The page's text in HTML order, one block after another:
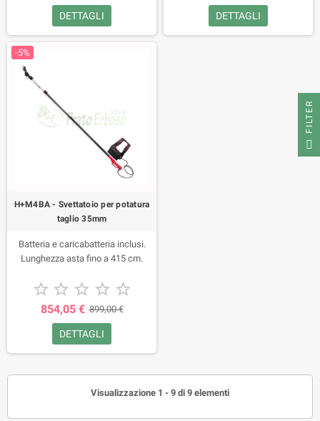
DETTAGLI DETTAGLI
-5%
H+M4BA - Svettatoio per potatura
taglio 35mm
Batteria e caricabatteria inclusi.
Lunghezza asta fino a 415 cm.
    
854,05 € 899,00 €
DETTAGLI
Visualizzazione 1 - 9 di 9 elementi
FILTER